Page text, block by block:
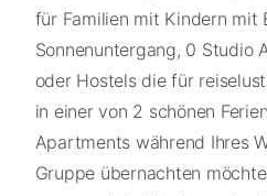
für Familien mit Kindern mit
Sonnenuntergang, 0 Studio
oder Hostels die für
in einer von 2 schönen
Apartments während Ihres
Gruppe übernachten